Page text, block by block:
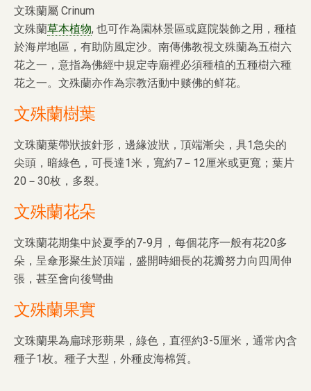
文珠蘭屬 Crinum
文殊蘭草本植物, 也可作為園林景區或庭院裝飾之用，種植
於海岸地區，有助防風定沙。南傳佛教視文殊蘭為五樹六
花之一，意指為佛經中規定寺廟裡必須種植的五種樹六種
花之一。文殊蘭亦作為宗教活動中赕佛的鲜花。
文殊蘭樹葉
文珠蘭葉帶狀披針形，邊緣波狀，頂端漸尖，具1急尖的
尖頭，暗綠色，可長達1米，寬約7－12厘米或更寬；葉片
20－30枚，多裂。
文殊蘭花朵
文珠蘭花期集中於夏季的7-9月，每個花序一般有花20多
朵，呈傘形聚生於頂端，盛開時細長的花瓣努力向四周伸
張，甚至會向後彎曲
文殊蘭果實
文珠蘭果為扁球形蒴果，綠色，直徑約3-5厘米，通常內含
種子1枚。種子大型，外種皮海棉質。